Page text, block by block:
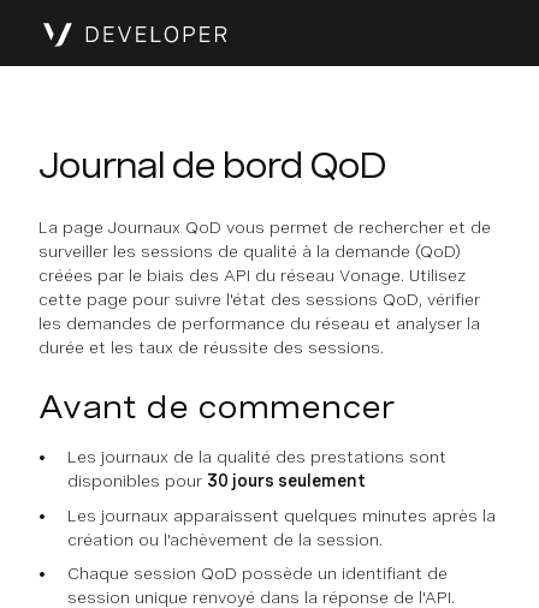
Journal de bord QoD
La page Journaux QoD vous permet de rechercher et de
surveiller les sessions de qualité à la demande (QoD)
créées par le biais des API du réseau Vonage. Utilisez
cette page pour suivre l'état des sessions QoD, vérifier
les demandes de performance du réseau et analyser la
durée et les taux de réussite des sessions.
Avant de commencer
Les journaux de la qualité des prestations sont
disponibles pour 30 jours seulement
Les journaux apparaissent quelques minutes après la
création ou l'achèvement de la session.
Chaque session QoD possède un identifiant de
session unique renvoyé dans la réponse de l'API.